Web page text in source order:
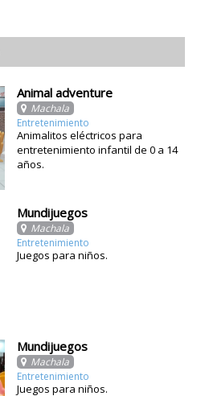
Animal adventure
Machala
Entretenimiento
Animalitos eléctricos para
entretenimiento infantil de 0 a 14
años.
Mundijuegos
Machala
Entretenimiento
Juegos para niños.
Mundijuegos
Machala
Entretenimiento
Juegos para niños.